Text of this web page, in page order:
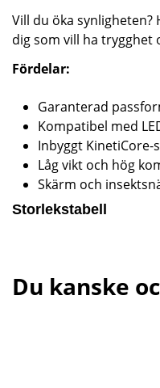
Vill du öka
dig som vill ha trygghet
Fördelar:
Garanterad
Kompatibel med
Inbyggt KinetiCore-
Låg vikt och hög
Skärm och
Storlekstabell
Du kanske